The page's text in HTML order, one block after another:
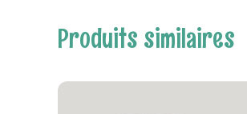
Produits similaires